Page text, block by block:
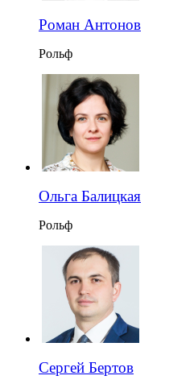
Роман Антонов
Рольф
Ольга Балицкая
Рольф
Сергей Бертов